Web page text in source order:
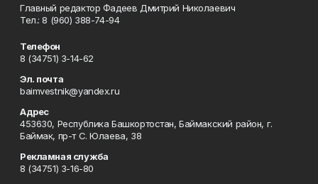
Главный редактор Фадеев Дмитрий Николаевич
Тел.: 8 (960) 388-74-94
Телефон
8 (34751) 3-14-62
Эл. почта
baimvestnik@yandex.ru
Адрес
453630, Республика Башкортостан, Баймакский район, г.
Баймак, пр-т С. Юлаева, 38
Рекламная служба
8 (34751) 3-16-80